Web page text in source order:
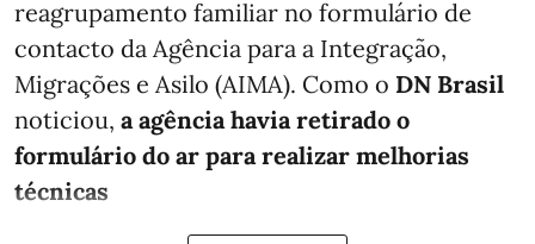
reagrupamento familiar no formulário de
contacto da Agência para a Integração,
Migrações e Asilo (AIMA). Como o DN Brasil
noticiou, a agência havia retirado o
formulário do ar para realizar melhorias
técnicas